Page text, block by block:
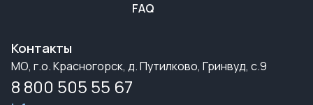
FAQ
Контакты
МО, г.о. Красногорск, д. Путилково, Гринвуд, с.9
8 800 505 55 67